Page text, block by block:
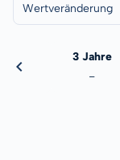
Wertveränderung
3 Jahre
-